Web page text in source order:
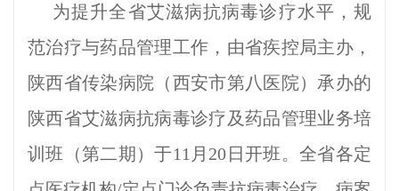
为提升全省艾滋病抗病毒诊疗水平，规
范治疗与药品管理工作，由省疾控局主办，
陕西省传染病院（西安市第八医院）承办的
陕西省艾滋病抗病毒诊疗及药品管理业务培
训班（第二期）于11月20日开班。全省各定